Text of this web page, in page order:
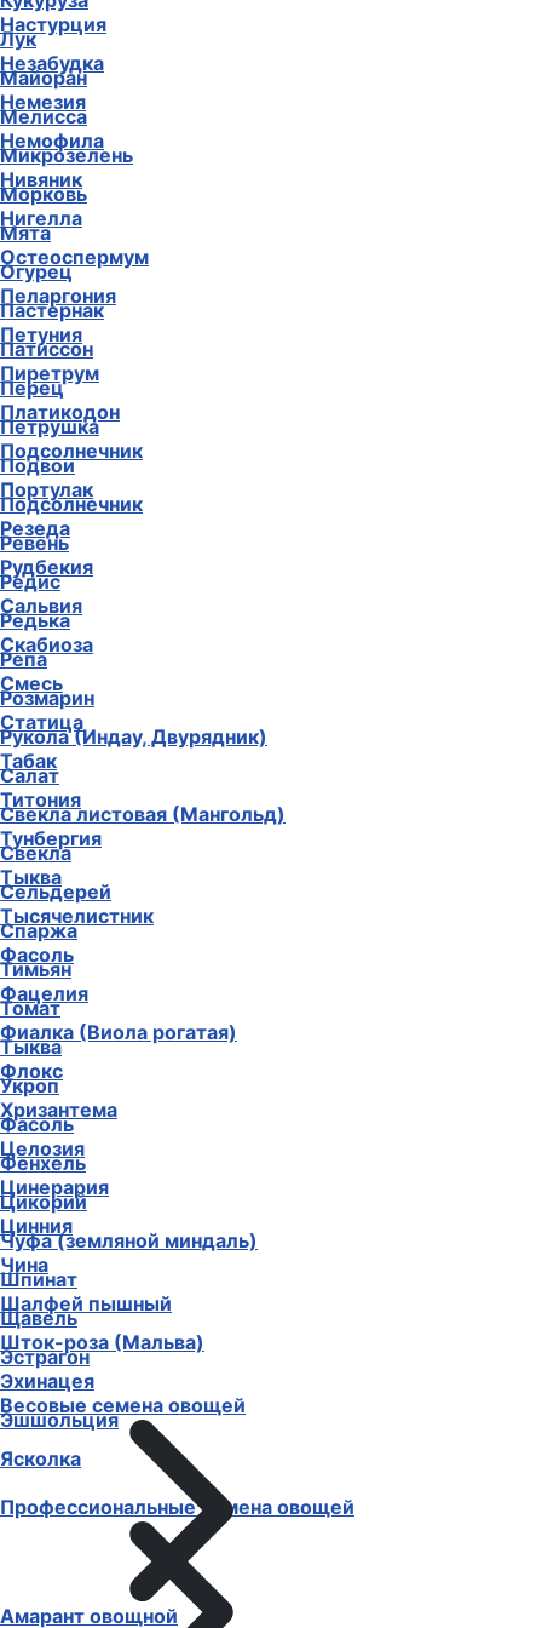
Настурция
Незабудка
Немезия
Немофила
Нивяник
Нигелла
Остеоспермум
Пеларгония
Петуния
Пиретрум
Платикодон
Подсолнечник
Портулак
Резеда
Рудбекия
Сальвия
Скабиоза
Смесь
Статица
Табак
Титония
Тунбергия
Тыква
Тысячелистник
Фасоль
Фацелия
Фиалка (Виола рогатая)
Флокс
Хризантема
Целозия
Цинерария
Цинния
Чина
Шалфей пышный
Шток-роза (Мальва)
Эхинацея
Эшшольция
Ясколка
Профессиональные семена овощей
Лук
Майоран
Мелисса
Микрозелень
Морковь
Мята
Огурец
Пастернак
Патиссон
Перец
Петрушка
Подвои
Подсолнечник
Ревень
Редис
Редька
Репа
Розмарин
Рукола (Индау, Двурядник)
Салат
Свекла листовая (Мангольд)
Свекла
Сельдерей
Спаржа
Тимьян
Томат
Тыква
Укроп
Фасоль
Фенхель
Цикорий
Чуфа (земляной миндаль)
Шпинат
Щавель
Эстрагон
Весовые семена овощей
Амарант овощной